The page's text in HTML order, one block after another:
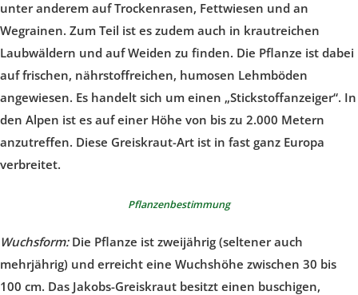
unter anderem auf Trockenrasen, Fettwiesen und an
Wegrainen. Zum Teil ist es zudem auch in krautreichen
Laubwäldern und auf Weiden zu finden. Die Pflanze ist dabei
auf frischen, nährstoffreichen, humosen Lehmböden
angewiesen. Es handelt sich um einen „Stickstoffanzeiger“. In
den Alpen ist es auf einer Höhe von bis zu 2.000 Metern
anzutreffen. Diese Greiskraut-Art ist in fast ganz Europa
verbreitet.
Pflanzenbestimmung
Wuchsform:Die Pflanze ist zweijährig (seltener auch
mehrjährig) und erreicht eine Wuchshöhe zwischen 30 bis
100 cm. Das Jakobs-Greiskraut besitzt einen buschigen,